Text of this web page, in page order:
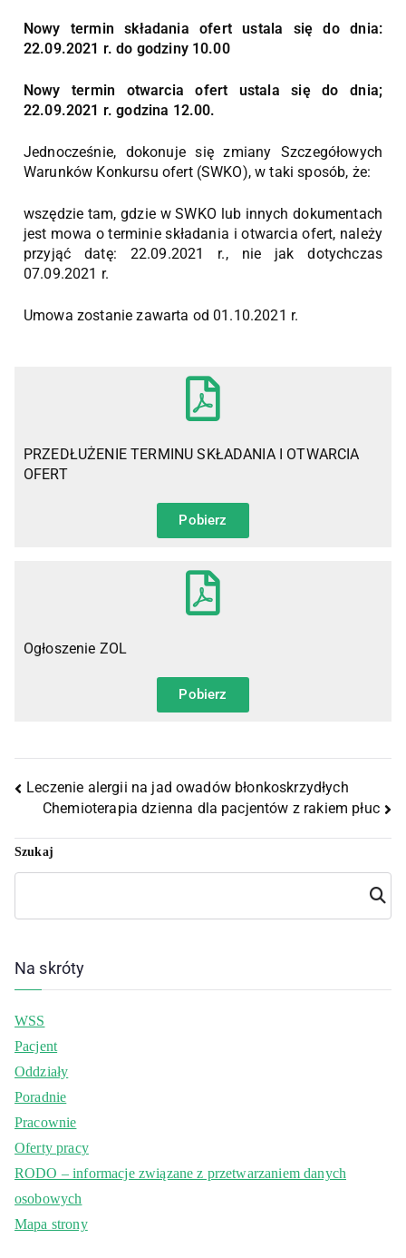
Nowy termin składania ofert ustala się do dnia:
22.09.2021 r. do godziny 10.00
Nowy termin otwarcia ofert ustala się do dnia;
22.09.2021 r. godzina 12.00.
Jednocześnie, dokonuje się zmiany Szczegółowych
Warunków Konkursu ofert (SWKO), w taki sposób, że:
wszędzie tam, gdzie w SWKO lub innych dokumentach
jest mowa o terminie składania i otwarcia ofert, należy
przyjąć datę: 22.09.2021 r., nie jak dotychczas
07.09.2021 r.
Umowa zostanie zawarta od 01.10.2021 r.
PRZEDŁUŻENIE TERMINU SKŁADANIA I OTWARCIA
OFERT
Pobierz
Ogłoszenie ZOL
Pobierz
Leczenie alergii na jad owadów błonkoskrzydłych
Chemioterapia dzienna dla pacjentów z rakiem płuc
Szukaj
Szuka
j
Na skróty
WSS
Pacjent
Oddziały
Poradnie
Pracownie
Oferty pracy
RODO – informacje związane z przetwarzaniem danych
osobowych
Mapa strony